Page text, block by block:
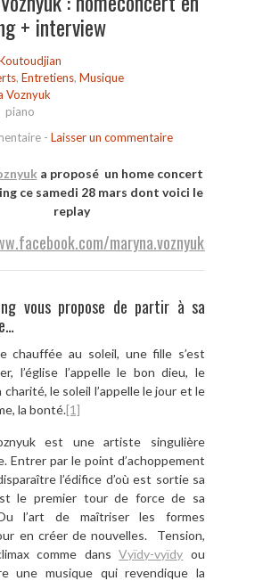
+ interview
, Entretiens, Musique
Voznyuk
piano
- Laisser un commentaire
a proposé un home concert
ce samedi 28 mars dont voici le
replay
maryna.voznyuk/videos/
vous propose de partir à sa
chauffée au soleil, une fille s’est
l’église l’appelle le bon dieu, le
charité, le soleil l’appelle le jour et le
la bonté.[1]
est une artiste singulière
Entrer par le point d’achoppement
l’édifice d’où est sortie sa
le premier tour de force de sa
l’art de maîtriser les formes
en créer de nouvelles. Tension,
comme dansVyïdy-vyïdy ou
une musique qui revendique la